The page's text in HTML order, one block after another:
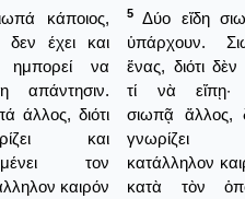
κάποιος,
δεν έχει και
ημπορεί να
απάντησιν.
άλλος, διότι
και
τον
καιρόν
5
Δύο εἴδη
ὑπάρχουν.
ἕνας, διότι δὲν
τί νὰ εἴπῃ·
σιωπᾷ ἄλλος,
γνωρίζει
κατάλληλον
κατὰ τὸν